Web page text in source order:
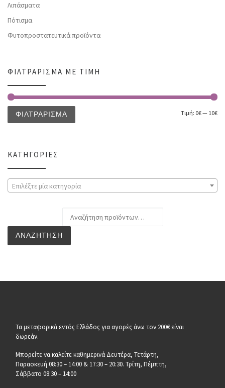
Λιπάσματα
Πότισμα
Φυτοπροστατευτικά προϊόντα
ΦΙΛΤΡΆΡΙΣΜΑ ΜΕ ΤΙΜΉ
ΦΙΛΤΡΆΡΙΣΜΑ Τιμή: 0€— 10€
ΚΑΤΗΓΟΡΊΕΣ
Επιλέξτε μία κατηγορία
ΑΝΑΖΉΤΗΣΗ
Τα μεταφορικά εντός Ελλάδος για αγορές άνω τον 200€ είναι
δωρεάν.
Μπορείτε να καλείτε καθημερινά Δευτέρα, Τετάρτη,
Παρασκευή 08:30 – 14:00 & 17:30 – 20:30. Τρίτη, Πέμπτη,
Σάββατο 08:30 – 14:00